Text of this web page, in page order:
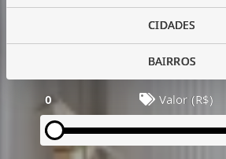
CIDADES
BAIRROS
0 Valor (R$)